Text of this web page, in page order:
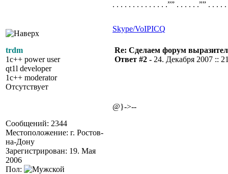
. . . . . . . . . . . . . .”” . . . . . .”” . . . .
Skype/VoIPICQ
trdm
1c++ power user
qt1l developer
1c++ moderator
Отсутствует
Сообщений: 2344
Местоположение: г. Ростов-
на-Дону
Зарегистрирован: 19. Мая
2006
Пол:
Re: Сделаем форум
Ответ #2 - 24. Декабря 2007 ::
@}->--